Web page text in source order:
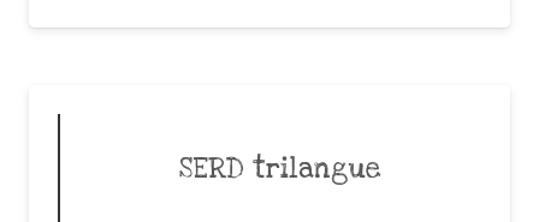
SERD trilangue